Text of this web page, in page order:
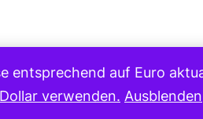
entsprechend auf Euro
verwenden. Ausblenden